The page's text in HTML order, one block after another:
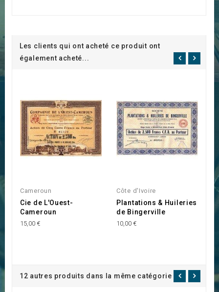
Les clients qui ont acheté ce produit ont
également acheté...
Cameroun
Cie de L'Ouest-
Cameroun
15,00 €
Côte d'Ivoire
Plantations & Huileries
de Bingerville
10,00 €
12 autres produits dans la même catégorie :